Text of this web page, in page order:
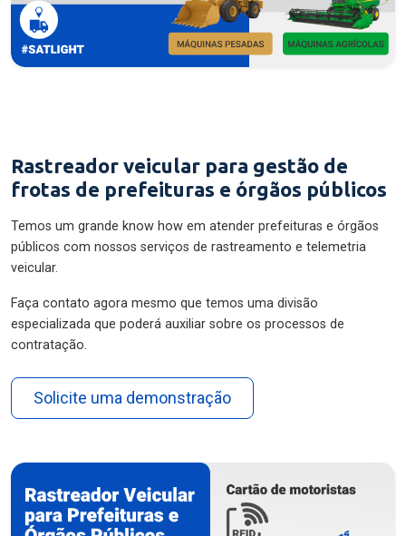
Rastreador veicular para gestão de
frotas de prefeituras e órgãos públicos
Temos um grande know how em atender prefeituras e órgãos
públicos com nossos serviços de rastreamento e telemetria
veicular.
Faça contato agora mesmo que temos uma divisão
especializada que poderá auxiliar sobre os processos de
contratação.
Solicite uma demonstração